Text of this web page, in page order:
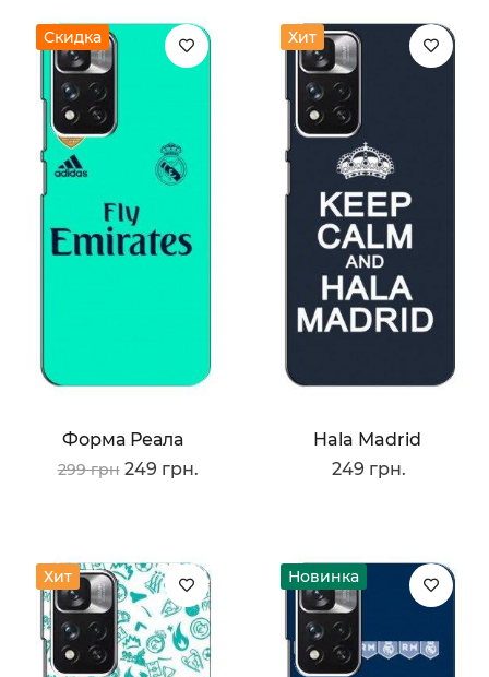
Скидка
Форма Реала
299 грн 249 грн.
Хит
Hala Madrid
249 грн.
Хит Новинка